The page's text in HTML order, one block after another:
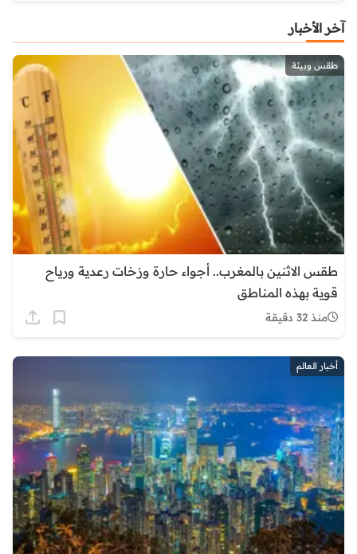
آخر الأخبار
طقس وبيئة
طقس الاثنين بالمغرب.. أجواء حارة وزخات رعدية ورياح
قوية بهذه المناطق
منذ 32 دقيقة
أخبار العالم